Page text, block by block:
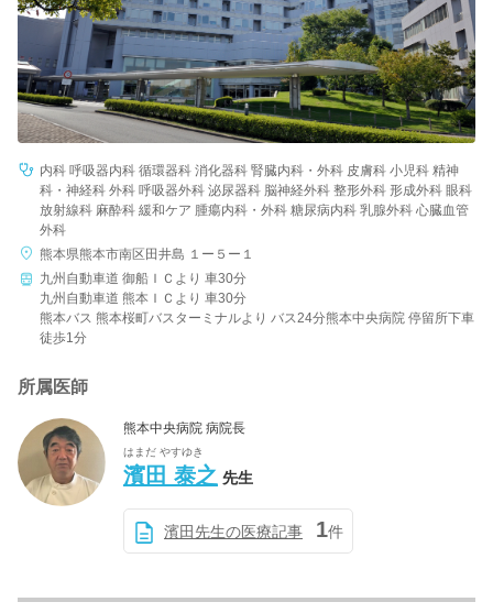
内科 呼吸器内科 循環器科 消化器科 腎臓内科・外科 皮膚科 小児科 精神
科・神経科 外科 呼吸器外科 泌尿器科 脳神経外科 整形外科 形成外科 眼科
放射線科 麻酔科 緩和ケア 腫瘍内科・外科 糖尿病内科 乳腺外科 心臓血管
外科
熊本県熊本市南区田井島 １ー５ー１
九州自動車道 御船ＩＣより 車30分
九州自動車道 熊本ＩＣより 車30分
熊本バス 熊本桜町バスターミナルより バス24分熊本中央病院 停留所下車
徒歩1分
所属医師
熊本中央病院 病院長
はまだ やすゆき
濱田 泰之 先生
濱田先生の医療記事 1件